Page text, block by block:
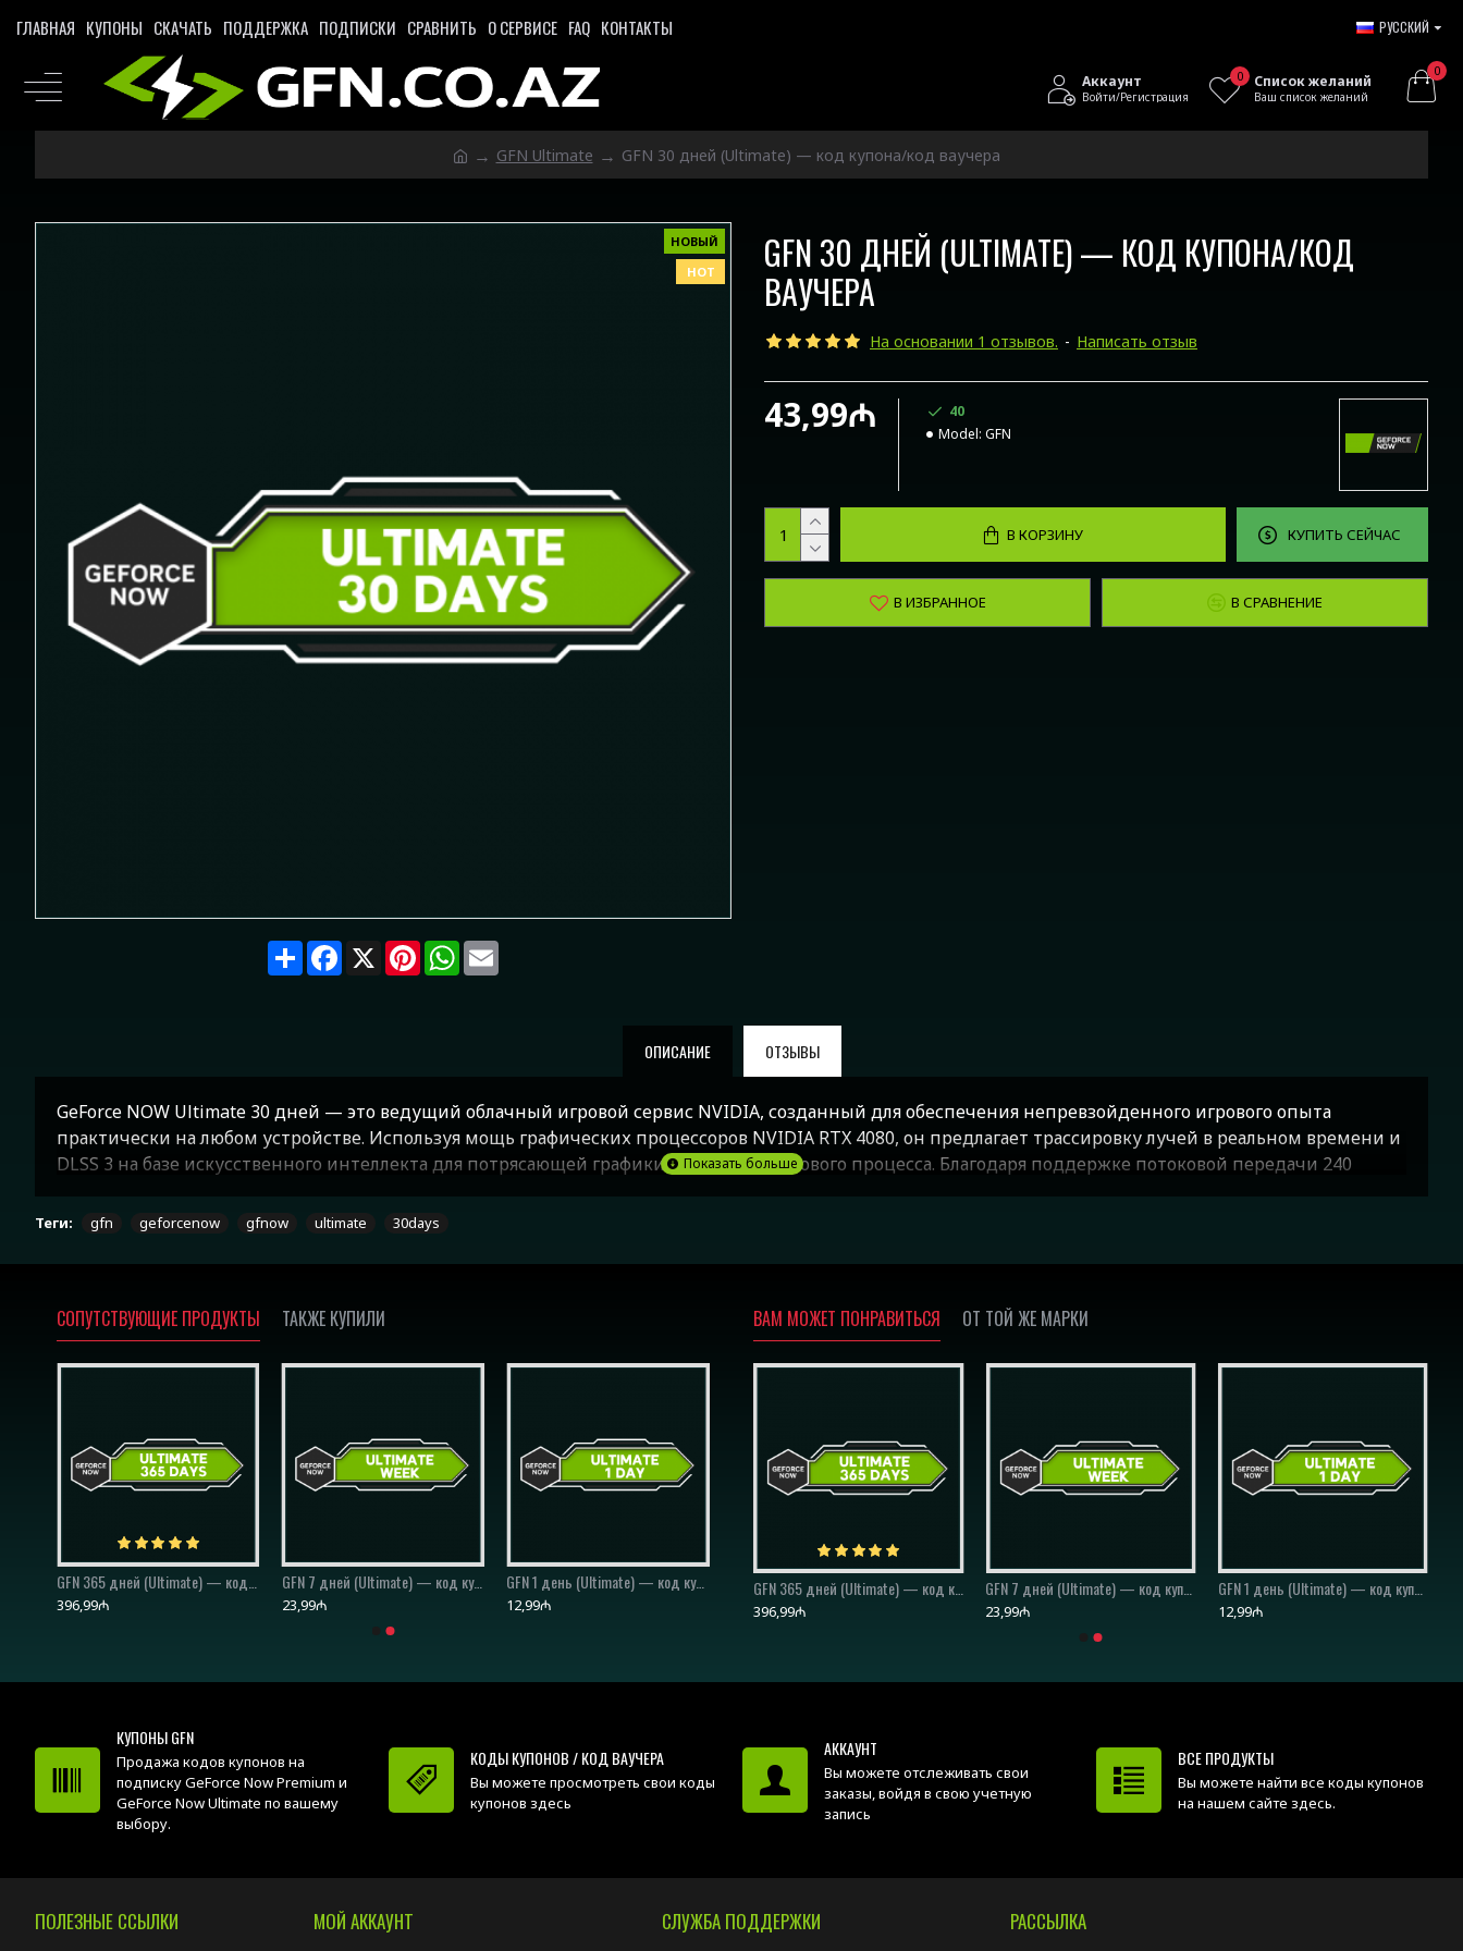
ГЛАВНАЯ КУПОНЫ СКАЧАТЬ ПОДДЕРЖКА ПОДПИСКИ СРАВНИТЬ О СЕРВИСЕ FAQ КОНТАКТЫ РУССКИЙ
Аккаунт
Войти/Регистрация
Список желаний
Ваш список желаний
0 0
GFN Ultimate GFN 30 дней (Ultimate) — код купона/код ваучера
НОВЫЙ
HOT
ShareFacebook
X PinterestWhatsApp
Email
GFN 30 ДНЕЙ (ULTIMATE) — КОД КУПОНА/КОД
ВАУЧЕРА
На основании 1 отзывов. - Написать отзыв
43,99₼
40
Model: GFN
В КОРЗИНУ КУПИТЬ СЕЙЧАС
В ИЗБРАННОЕ В СРАВНЕНИЕ
ОПИСАНИЕ ОТЗЫВЫ
GeForce NOW Ultimate 30 дней — это ведущий облачный игровой сервис NVIDIA, созданный для обеспечения непревзойденного игрового опыта
практически на любом устройстве. Используя мощь графических процессоров NVIDIA RTX 4080, он предлагает трассировку лучей в реальном времени и
DLSS 3 на базе искусственного интеллекта для потрясающей графики и плавного игрового процесса. Благодаря поддержке потоковой передачи 240
получить доступ к обширной библиотеке игр, включая последние выпуски AAA, без необходимости дорогостоящего обновления оборудования. Сервис
месте, где есть стабильное подключение к Интернету.
Теги: gfn geforcenow gfnow ultimate 30days
СОПУТСТВУЮЩИЕ ПРОДУКТЫ ТАКЖЕ КУПИЛИ
396,99₼
GFN 7 дней (Ultimate) — код купона/код ваучера
23,99₼
GFN 1 день (Ultimate) — код купона/код ваучера
12,99₼
ВАМ МОЖЕТ ПОНРАВИТЬСЯ ОТ ТОЙ ЖЕ МАРКИ
219,99₼
GFN 365 дней (Ultimate) — код купона/код ваучера
396,99₼
GFN 7 дней (Ultimate) — код купона/код ваучера
23,99₼
GFN 1 день (Ultimate) — код купона/код ваучера
12,99₼
КУПОНЫ GFN
Продажа кодов купонов на
подписку GeForce Now Premium и
GeForce Now Ultimate по вашему
выбору.
КОДЫ КУПОНОВ / КОД ВАУЧЕРА
Вы можете просмотреть свои коды
купонов здесь
АККАУНТ
Вы можете отслеживать свои
заказы, войдя в свою учетную
запись
ВСЕ ПРОДУКТЫ
Вы можете найти все коды купонов
на нашем сайте здесь.
ПОЛЕЗНЫЕ ССЫЛКИ МОЙ АККАУНТ СЛУЖБА ПОДДЕРЖКИ РАССЫЛКА